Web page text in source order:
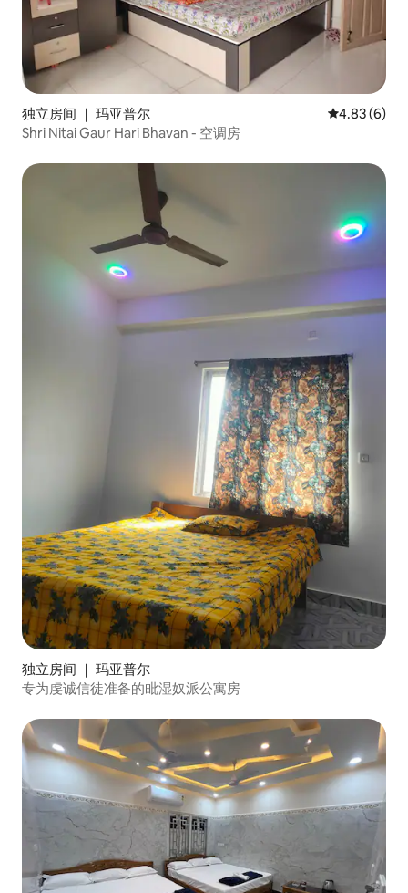
独立房间 ｜ 玛亚普尔 平均评分
4.83 (6)
Shri Nitai Gaur Hari Bhavan - 空调房
独立房间 ｜ 玛亚普尔
专为虔诚信徒准备的毗湿奴派公寓房